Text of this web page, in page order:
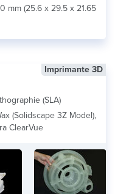
mm (25.6 x 29.5 x 21.65
Imprimante 3D
(SLA)
(Solidscape 3Z Model),
ClearVue